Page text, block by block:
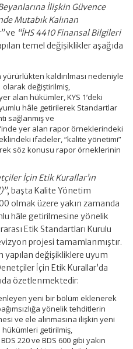
Beyanlarına İlişkin Güvence
Mutabık Kalınan
ve “İHS 4410 Finansal Bilgileri
temel değişiklikler aşağıda
yürürlükten kaldırılması nedeniyle
olarak değiştirilmiş,
alan hükümler, KYS 1’deki
hâle getirilerek Standartlar
sağlanmış ve
yer alan rapor örneklerindeki
ifadeler, “kalite yönetimi”
söz konusu rapor örneklerinin
İçin Etik Kurallar’ın
, başta Kalite Yönetim
olmak üzere yakın zamanda
hâle getirilmesine yönelik
Etik Standartları Kurulu
projesi tamamlanmıştır.
yapılan değişikliklere uyum
İçin Etik Kurallar’da
özetlenmektedir:
yeni bir bölüm eklenerek
yönelik tehditlerin
ve ele alınmasına ilişkin yeni
getirilmiş,
220 ve BDS 600 gibi yakın